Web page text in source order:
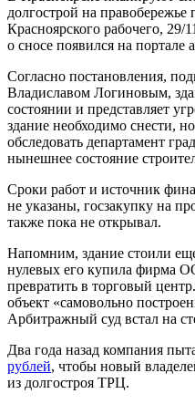
долгострой на правобережье
Красноярского рабочего, 29/
о сносе появился на портале
Согласно постановления,
Владиславом Логиновым,
состоянии и представляет
здание необходимо снести,
обследовать департамент
нынешнее состояние
Сроки работ и источник
не указаны, госзакупку на
также пока не открывал.
Напомним, здание стоили
нулевых его купила фирма
превратить в торговый
объект «самовольно
Арбитражный суд встал на
Два года назад компания
рублей, чтобы новый
из долгостроя ТРЦ.